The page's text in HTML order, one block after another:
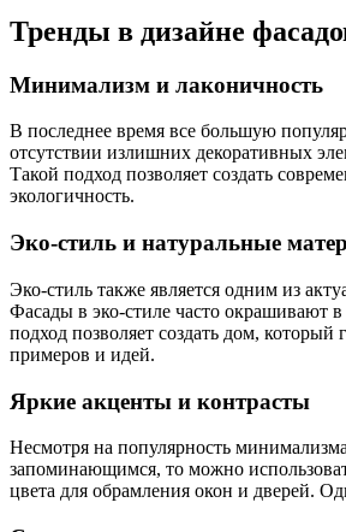
Тренды в дизайне
Минимализм и лаконичность
В последнее время все большую
отсутствии излишних декоративных
Такой подход позволяет создать
экологичность.
Эко-стиль и натуральные
Эко-стиль также является одним из
Фасады в эко-стиле часто окрашивают
подход позволяет создать дом,
примеров и идей.
Яркие акценты и контрасты
Несмотря на популярность
запоминающимся, то можно
цвета для обрамления окон и дверей.